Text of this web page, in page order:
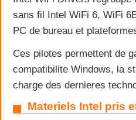
sans fil Intel WiFi 6, WiFi
PC de bureau et
Ces pilotes permettent de
compatibilite Windows, la
charge des dernieres
Materiels Intel pris